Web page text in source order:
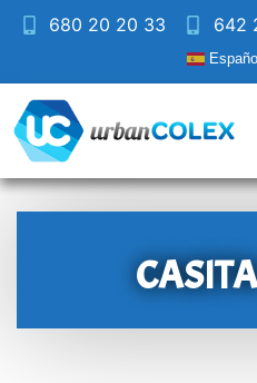
680 20 20 33 642